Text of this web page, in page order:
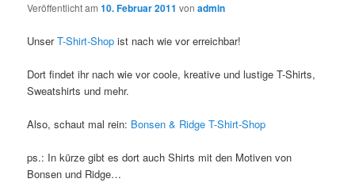
Veröffentlicht am10. Februar 2011 vonadmin
UnserT-Shirt-Shop ist nach wie vor erreichbar!
Dort findet ihr nach wie vor coole, kreative und lustige T-Shirts,
Sweatshirts und mehr.
Also, schaut mal rein: Bonsen & Ridge T-Shirt-Shop
ps.: In kürze gibt es dort auch Shirts mit den Motiven von
Bonsen und Ridge…